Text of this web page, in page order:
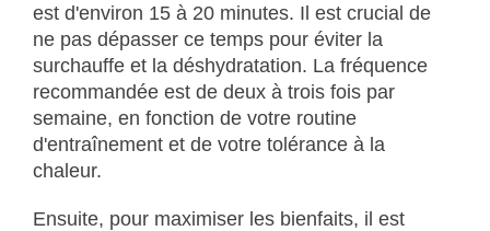
est d'environ 15 à 20 minutes. Il est crucial de
ne pas dépasser ce temps pour éviter la
surchauffe et la déshydratation. La fréquence
recommandée est de deux à trois fois par
semaine, en fonction de votre routine
d'entraînement et de votre tolérance à la
chaleur.
Ensuite, pour maximiser les bienfaits, il est